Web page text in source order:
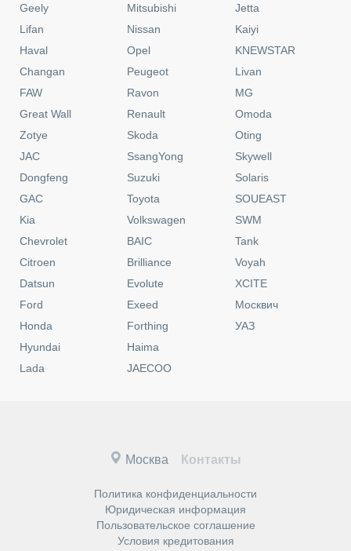
Geely
Lifan
Haval
Changan
FAW
Great Wall
Zotye
JAC
Dongfeng
GAC
Kia
Chevrolet
Citroen
Datsun
Ford
Honda
Hyundai
Lada
Mitsubishi
Nissan
Opel
Peugeot
Ravon
Renault
Skoda
SsangYong
Suzuki
Toyota
Volkswagen
BAIC
Brilliance
Evolute
Exeed
Forthing
Haima
JAECOO
Jetta
Kaiyi
KNEWSTAR
Livan
MG
Omoda
Oting
Skywell
Solaris
SOUEAST
SWM
Tank
Voyah
XCITE
Москвич
УАЗ
Политика конфиденциальности
Юридическая информация
Пользовательское соглашение
Условия кредитования
Москва Контакты